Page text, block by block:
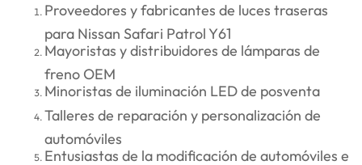
Proveedores y fabricantes de luces traseras
para Nissan Safari Patrol Y61
Mayoristas y distribuidores de lámparas de
freno OEM
Minoristas de iluminación LED de posventa
Talleres de reparación y personalización de
automóviles
Entusiastas de la modificación de automóviles e